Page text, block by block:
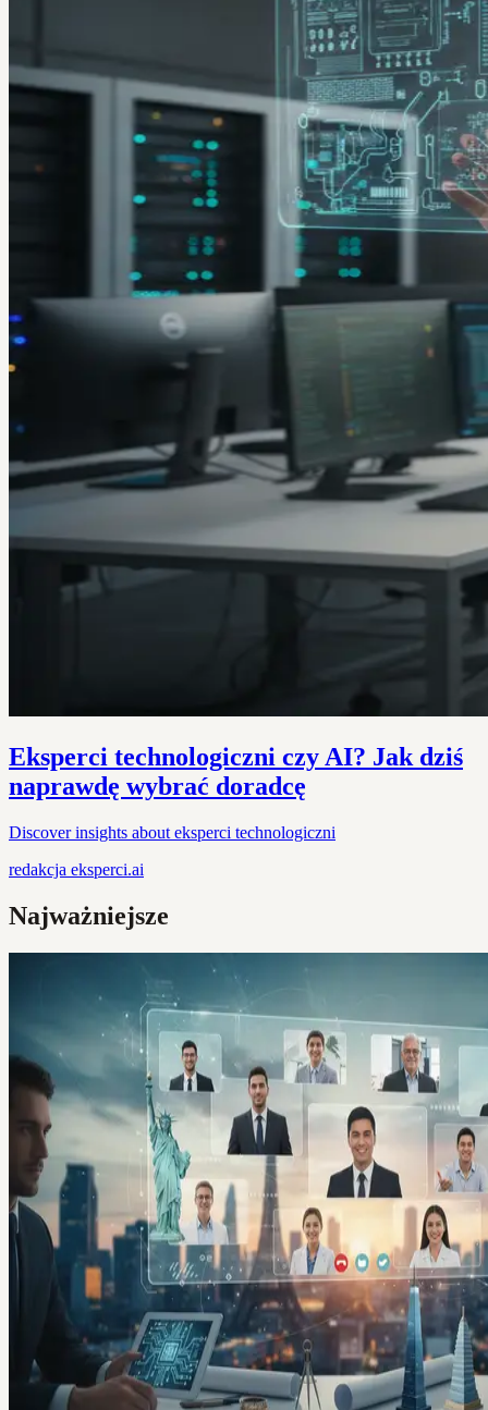
Eksperci technologiczni czy AI? Jak dziś
naprawdę wybrać doradcę
Discover insights about eksperci technologiczni
redakcja eksperci.ai
Najważniejsze